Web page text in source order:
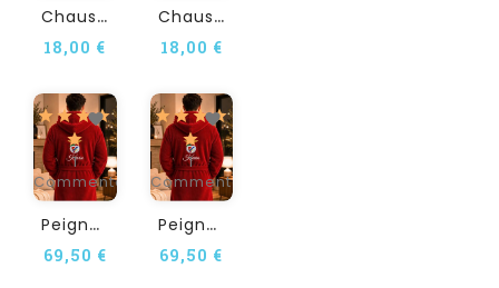
C
Haussons Adulte...
18,00 €
1
Commentaire(s)
P
Eignoir Adulte...
69,50 €
C
Haussons Adulte...
18,00 €
1
Commentaire(s)
P
Eignoir Adulte...
69,50 €